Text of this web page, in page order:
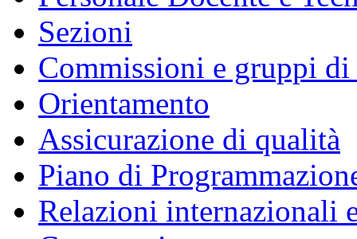
Sezioni
Commissioni e gruppi
Orientamento
Assicurazione di qualità
Piano di
Relazioni internazionali